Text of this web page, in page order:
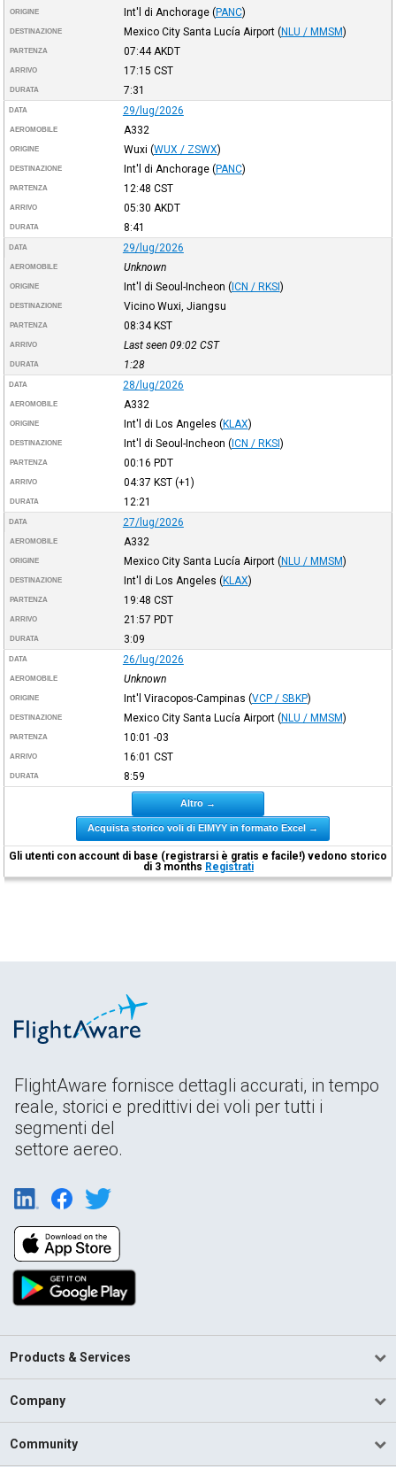
ORIGINE Int'l di Anchorage (PANC)
DESTINAZIONE Mexico City Santa Lucía Airport (NLU / MMSM)
PARTENZA 07:44 AKDT
ARRIVO 17:15 CST
DURATA 7:31
DATA 29/lug/2026
AEROMOBILE A332
ORIGINE Wuxi (WUX / ZSWX)
DESTINAZIONE Int'l di Anchorage (PANC)
PARTENZA 12:48 CST
ARRIVO 05:30 AKDT
DURATA 8:41
DATA 29/lug/2026
AEROMOBILE Unknown
ORIGINE Int'l di Seoul-Incheon (ICN / RKSI)
DESTINAZIONE Vicino Wuxi, Jiangsu
PARTENZA 08:34KST
ARRIVO Last seen 09:02 CST
DURATA 1:28
DATA 28/lug/2026
AEROMOBILE A332
ORIGINE Int'l di Los Angeles (KLAX)
DESTINAZIONE Int'l di Seoul-Incheon (ICN / RKSI)
PARTENZA 00:16 PDT
ARRIVO 04:37 KST(+1)
DURATA 12:21
DATA 27/lug/2026
AEROMOBILE A332
ORIGINE Mexico City Santa Lucía Airport (NLU / MMSM)
DESTINAZIONE Int'l di Los Angeles (KLAX)
PARTENZA 19:48 CST
ARRIVO 21:57 PDT
DURATA 3:09
DATA 26/lug/2026
AEROMOBILE Unknown
ORIGINE Int'l Viracopos-Campinas (VCP / SBKP)
DESTINAZIONE Mexico City Santa Lucía Airport (NLU / MMSM)
PARTENZA 10:01 -03
ARRIVO 16:01 CST
DURATA 8:59
Altro →
Acquista storico voli di EIMYY in formato Excel →
Gli utenti con account di base (registrarsi è gratis e facile!) vedono storico
di 3 months Registrati
FlightAware fornisce dettagli accurati, in tempo
reale, storici e predittivi dei voli per tutti i
segmenti del
settore aereo.
Products & Services
Company
Community